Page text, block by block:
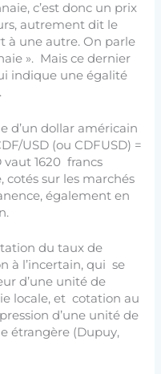
c’est donc un prix
autrement dit le
à une autre. On parle
». Mais ce dernier
indique une égalité
d’un dollar américain
USD (ou CDFUSD) =
vaut 1620 francs
cotés sur les marchés
également en
du taux de
à l’incertain, qui se
d’une unité de
locale, et cotation au
d’une unité de
étrangère (Dupuy,